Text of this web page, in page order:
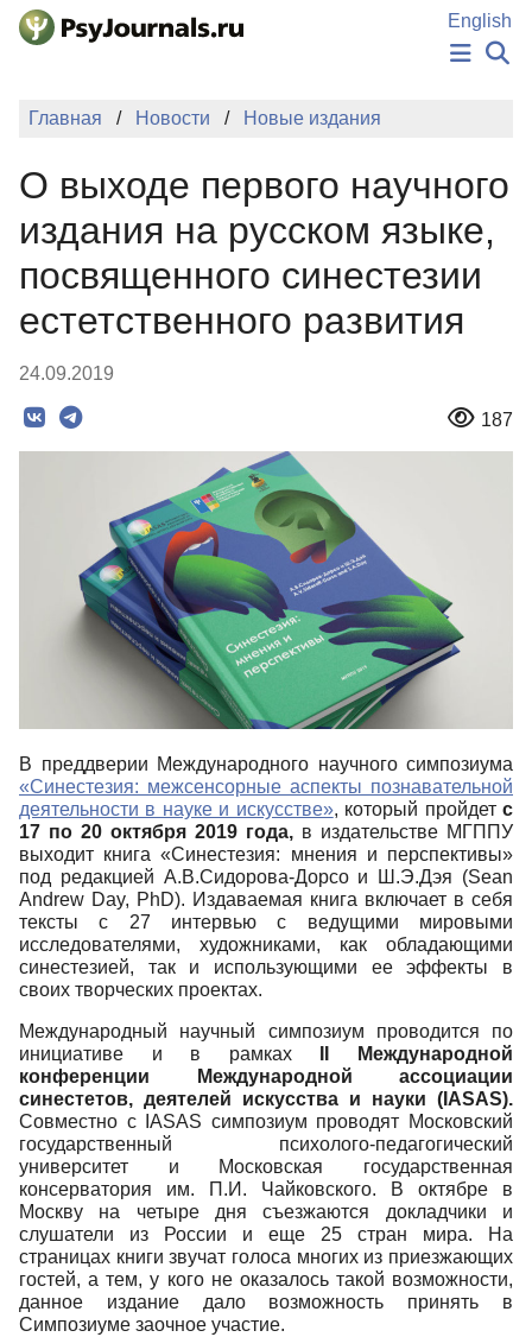
Перейти к основному содержанию
English
НОВОСТИ
ПОДАТЬ РУКОПИСЬ
КЛЮЧЕВЫЕ СЛОВА
Регистрация
Вход
Главная Новости Новые издания
О выходе первого научного
издания на русском языке,
посвященного синестезии
естетственного развития
24.09.2019
187
В преддверии Международного научного симпозиума
«Синестезия: межсенсорные аспекты познавательной
деятельности в науке и искусстве», который пройдетс
17 по 20 октября 2019 года, в издательстве МГППУ
выходит книга «Синестезия: мнения и перспективы»
под редакцией А.В.Сидорова-Дорсо и Ш.Э.Дэя (Sean
Andrew Day, PhD). Издаваемая книга включает в себя
тексты с 27 интервью с ведущими мировыми
исследователями, художниками, как обладающими
синестезией, так и использующими ее эффекты в
своих творческих проектах.
Международный научный симпозиум проводится по
инициативе и в рамках
II Международной
конференции Международной ассоциации
синестетов, деятелей искусства и науки (IASAS).
Совместно с IASAS симпозиум проводят Московский
государственный психолого-педагогический
университет и Московская государственная
консерватория им. П.И. Чайковского. В октябре в
Москву на четыре дня съезжаются докладчики и
слушатели из России и еще 25 стран мира. На
страницах книги звучат голоса многих из приезжающих
гостей, а тем, у кого не оказалось такой возможности,
данное издание дало возможность принять в
Симпозиуме заочное участие.